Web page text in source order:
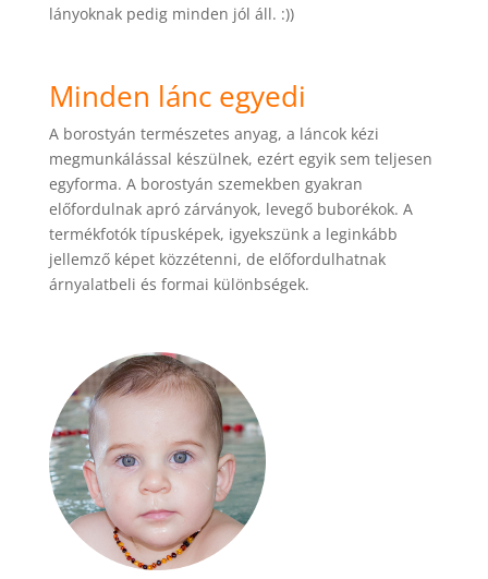
lányoknak pedig minden jól áll. :))
Minden lánc egyedi
A borostyán természetes anyag, a láncok kézi
megmunkálással készülnek, ezért egyik sem teljesen
egyforma. A borostyán szemekben gyakran
előfordulnak apró zárványok, levegő buborékok. A
termékfotók típusképek, igyekszünk a leginkább
jellemző képet közzétenni, de előfordulhatnak
árnyalatbeli és formai különbségek.